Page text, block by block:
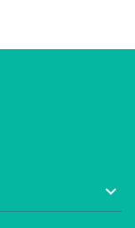
